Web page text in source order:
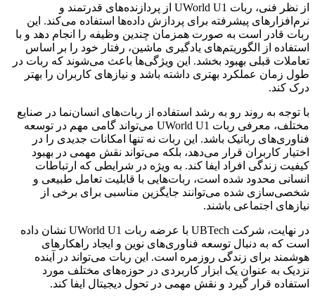
از نظر فنی، ربات UWorld U1 از پردازنده‌های قدرتمند و
نرم‌افزارهای پیشرفته برای پردازش داده‌ها استفاده می‌کند. این
ربات قادر است به صورت همزمان چندین وظیفه را انجام دهد و با
استفاده از الگوریتم‌های یادگیری ماشین، رفتار خود را بر اساس
تعاملات قبلی بهبود بخشد. این ویژگی‌ها باعث می‌شوند که ربات در
طول زمان عملکرد بهتری داشته باشد و نیازهای کاربران را بهتر
درک کند.
با توجه به روند رو به رشد استفاده از ربات‌های انسان‌نما در صنایع
مختلف، معرفی ربات UWorld U1 می‌تواند گامی مهم در توسعه
فناوری‌های رباتیک باشد. این ربات نه تنها امکانات جدیدی را در
اختیار کاربران قرار می‌دهد، بلکه می‌تواند نقش مهمی در بهبود
کیفیت زندگی افراد ایفا کند. به ویژه در شرایطی که ارتباطات
انسانی محدود شده است، ربات‌هایی با قابلیت تعامل طبیعی و
شخصی‌سازی شده می‌توانند جایگزین مناسبی برای برخی از
نیازهای اجتماعی باشند.
در نهایت، شرکت UBTech با عرضه ربات UWorld U1 نشان داده
است که به دنبال توسعه فناوری‌های نوین و ایجاد راهکارهای
هوشمند برای زندگی روزمره است. این ربات می‌تواند در آینده
نزدیک به عنوان یک ابزار کاربردی در حوزه‌های مختلف مورد
استفاده قرار گیرد و نقش مهمی در تحول دیجیتال ایفا کند.